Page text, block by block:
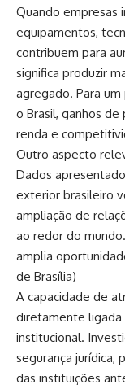
Quando empresas
equipamentos,
contribuem para
significa produzir
agregado. Para
o Brasil, ganhos
renda e
Outro aspecto
Dados
exterior brasileiro
ampliação de
ao redor do
amplia
de Brasília)
A capacidade de
diretamente
institucional.
segurança jurídica,
das instituições